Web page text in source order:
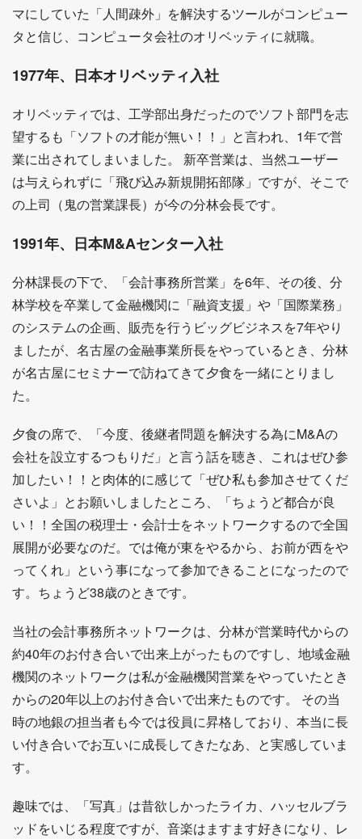
マにしていた「人間疎外」を解決するツールがコンピュー
タと信じ、コンピュータ会社のオリベッティに就職。
1977年、日本オリベッティ入社
オリベッティでは、工学部出身だったのでソフト部門を志
望するも「ソフトの才能が無い！！」と言われ、1年で営
業に出されてしまいました。 新卒営業は、当然ユーザー
は与えられずに「飛び込み新規開拓部隊」ですが、そこで
の上司（鬼の営業課長）が今の分林会長です。
1991年、日本M&Aセンター入社
分林課長の下で、「会計事務所営業」を6年、その後、分
林学校を卒業して金融機関に「融資支援」や「国際業務」
のシステムの企画、販売を行うビッグビジネスを7年やり
ましたが、名古屋の金融事業所長をやっているとき、分林
が名古屋にセミナーで訪ねてきて夕食を一緒にとりまし
た。
夕食の席で、「今度、後継者問題を解決する為にM&Aの
会社を設立するつもりだ」と言う話を聴き、これはぜひ参
加したい！！と肉体的に感じて「ぜひ私も参加させてくだ
さいよ」とお願いしましたところ、「ちょうど都合が良
い！！全国の税理士・会計士をネットワークするので全国
展開が必要なのだ。では俺が東をやるから、お前が西をや
ってくれ」という事になって参加できることになったので
す。ちょうど38歳のときです。
当社の会計事務所ネットワークは、分林が営業時代からの
約40年のお付き合いで出来上がったものですし、地域金融
機関のネットワークは私が金融機関営業をやっていたとき
からの20年以上のお付き合いで出来たものです。 その当
時の地銀の担当者も今では役員に昇格しており、本当に長
い付き合いでお互いに成長してきたなあ、と実感していま
す。
趣味では、「写真」は昔欲しかったライカ、ハッセルブラ
ッドをいじる程度ですが、音楽はますます好きになり、レ